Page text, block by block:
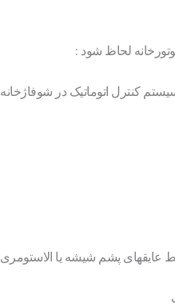
لحاظ شود :
کنترل اتوماتیک در شوفاژخانه
عایقهای پشم شیشه یا الاستومری